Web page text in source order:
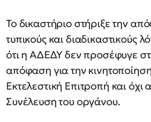
Το δικαστήριο στήριξε την
τυπικούς και διαδικαστικούς
ότι η ΑΔΕΔΥ δεν προσέφυγε
απόφαση για την
Εκτελεστική Επιτροπή και όχι
Συνέλευση του οργάνου.